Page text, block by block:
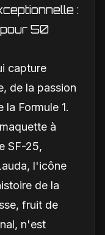
:
50
capture
de la passion
Formule 1.
à
SF-25,
l'icône
de la
fruit de
n'est